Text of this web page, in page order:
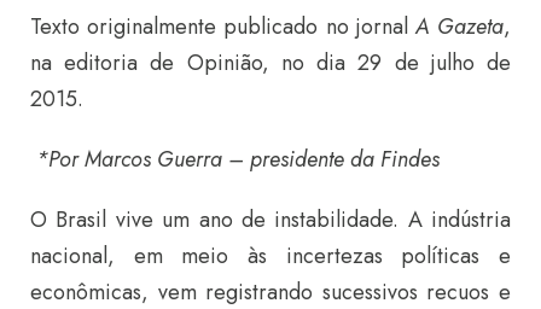
Texto originalmente publicado no jornalA Gazeta,
na editoria de Opinião, no dia 29 de julho de
2015.
*Por Marcos Guerra – presidente da Findes
O Brasil vive um ano de instabilidade. A indústria
nacional, em meio às incertezas políticas e
econômicas, vem registrando sucessivos recuos e